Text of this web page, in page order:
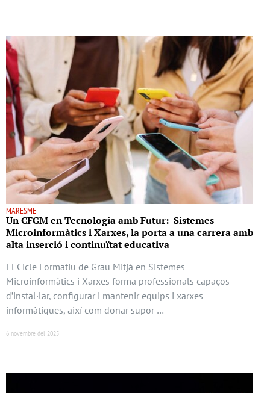
MARESME
Un CFGM en Tecnologia amb Futur: Sistemes
Microinformàtics i Xarxes, la porta a una carrera amb
alta inserció i continuïtat educativa
El Cicle Formatiu de Grau Mitjà en Sistemes
Microinformàtics i Xarxes forma professionals capaços
d’instal·lar, configurar i mantenir equips i xarxes
informàtiques, així com donar supor …
6 novembre del 2025